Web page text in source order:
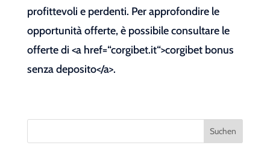
profittevoli e perdenti. Per approfondire le
opportunità offerte, è possibile consultare le
offerte di <a href=“corgibet.it“>corgibet bonus
senza deposito</a>.
Suchen